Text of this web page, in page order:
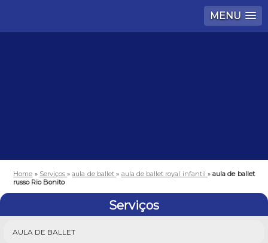
MENU
Home » Serviços»aula de ballet» aula de ballet royal infantil »aula de ballet
russo Rio Bonito
Serviços
AULA DE BALLET